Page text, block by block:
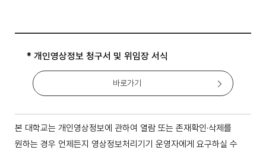
* 개인영상정보 청구서 및 위임장 서식
바로가기
본 대학교는 개인영상정보에 관하여 열람 또는 존재확인·삭제를
원하는 경우 언제든지 영상정보처리기기 운영자에게 요구하실 수